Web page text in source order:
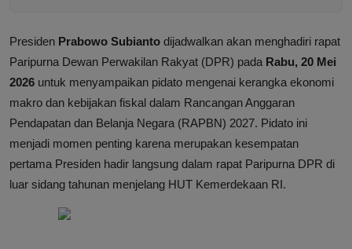
Presiden Prabowo Subianto dijadwalkan akan menghadiri rapat
Paripurna Dewan Perwakilan Rakyat (DPR) pada Rabu, 20 Mei
2026 untuk menyampaikan pidato mengenai kerangka ekonomi
makro dan kebijakan fiskal dalam Rancangan Anggaran
Pendapatan dan Belanja Negara (RAPBN) 2027. Pidato ini
menjadi momen penting karena merupakan kesempatan
pertama Presiden hadir langsung dalam rapat Paripurna DPR di
luar sidang tahunan menjelang HUT Kemerdekaan RI.